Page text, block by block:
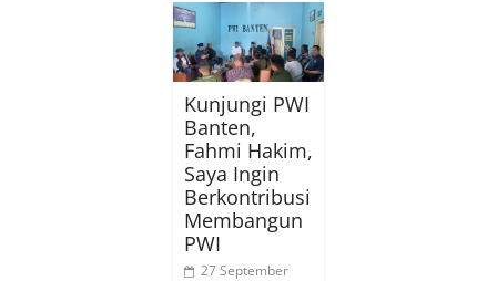
Kunjungi PWI
Banten,
Fahmi Hakim,
Saya Ingin
Berkontribusi
Membangun
PWI
27 September